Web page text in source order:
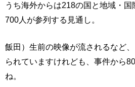
うち海外からは218の国と地域・
700人が参列する見通し。
飯田）生前の映像が流されるなど
られていますけれども、事件から
ね。